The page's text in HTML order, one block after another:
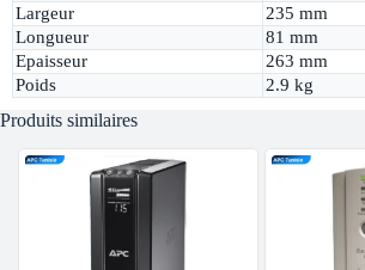
Largeur
235 mm
Longueur
81 mm
Epaisseur
263 mm
Poids
2.9 kg
Produits similaires